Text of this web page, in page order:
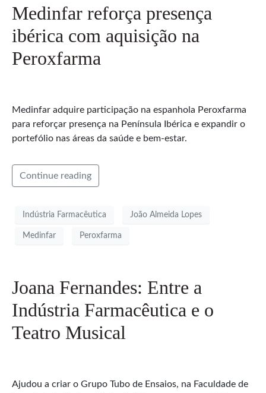
Medinfar reforça presença
ibérica com aquisição na
Peroxfarma
Medinfar adquire participação na espanhola Peroxfarma
para reforçar presença na Península Ibérica e expandir o
portefólio nas áreas da saúde e bem-estar.
Continue reading
Indústria Farmacêutica João Almeida Lopes
Medinfar Peroxfarma
Joana Fernandes: Entre a
Indústria Farmacêutica e o
Teatro Musical
Ajudou a criar o Grupo Tubo de Ensaios, na Faculdade de